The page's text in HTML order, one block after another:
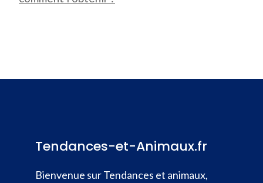
Tendances-et-Animaux.fr
Bienvenue sur Tendances et animaux,